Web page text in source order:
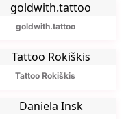
goldwith.tattoo
Tattoo Rokiškis